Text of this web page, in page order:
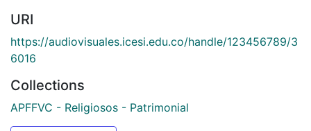
URI
https://audiovisuales.icesi.edu.co/handle/123456789/3
6016
Collections
APFFVC - Religiosos - Patrimonial